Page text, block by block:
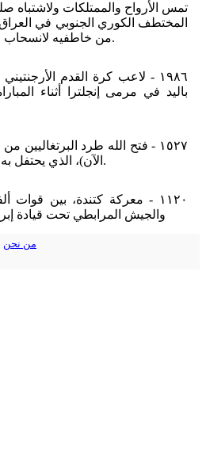
تمس الأرواح والممتلكات ولاشتباه
المختطف الكوري الجنوبي في العراق
من خاطفيه لانسحاب القوات الكورية من العراق.
١٩٨٦ - لاعب كرة القدم
باليد في مرمى إنجلترا أثناء
١٥٢٧ - فتح الله طرد البرتغاليين
الآن)، الذي يحتفل به الآن كذكرى إنشاء المدينة.
١١٢٠ - معركة كتندة، بين قوات
والجيش المرابطي تحت قيادة
من نحن